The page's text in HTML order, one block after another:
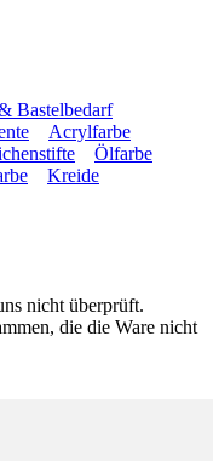
Bastelbedarf
Acrylfarbe
Ölfarbe
Kreide
nicht überprüft.
die die Ware nicht